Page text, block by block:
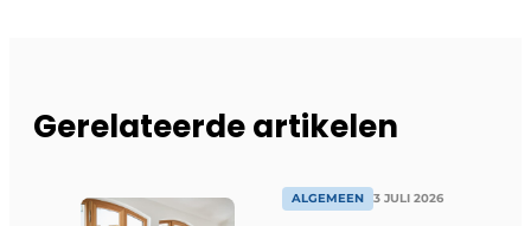
Gerelateerde artikelen
ALGEMEEN 3 JULI 2026